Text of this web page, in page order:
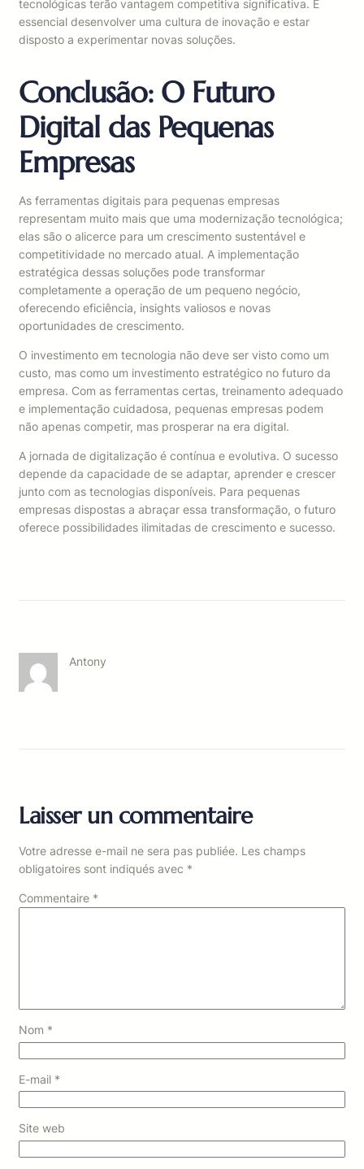
tecnológicas terão vantagem competitiva significativa. É
essencial desenvolver uma cultura de inovação e estar
disposto a experimentar novas soluções.
Conclusão: O Futuro
Digital das Pequenas
Empresas
As ferramentas digitais para pequenas empresas
representam muito mais que uma modernização tecnológica;
elas são o alicerce para um crescimento sustentável e
competitividade no mercado atual. A implementação
estratégica dessas soluções pode transformar
completamente a operação de um pequeno negócio,
oferecendo eficiência, insights valiosos e novas
oportunidades de crescimento.
O investimento em tecnologia não deve ser visto como um
custo, mas como um investimento estratégico no futuro da
empresa. Com as ferramentas certas, treinamento adequado
e implementação cuidadosa, pequenas empresas podem
não apenas competir, mas prosperar na era digital.
A jornada de digitalização é contínua e evolutiva. O sucesso
depende da capacidade de se adaptar, aprender e crescer
junto com as tecnologias disponíveis. Para pequenas
empresas dispostas a abraçar essa transformação, o futuro
oferece possibilidades ilimitadas de crescimento e sucesso.
Antony
Laisser un commentaire
Votre adresse e-mail ne sera pas publiée. Les champs
obligatoires sont indiqués avec *
Commentaire *
Nom *
E-mail *
Site web